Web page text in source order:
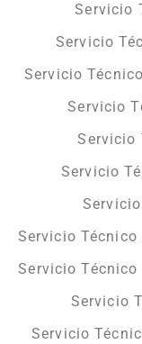
Servicio
Servicio
Servicio
Servicio
Servicio
Servicio
Servicio Técnico
Servicio Técnico
Servicio
Servicio